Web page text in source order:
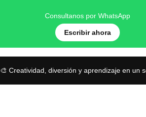
Consultanos por WhatsApp
Escribir ahora
🎨 Creatividad, diversión y aprendizaje en un